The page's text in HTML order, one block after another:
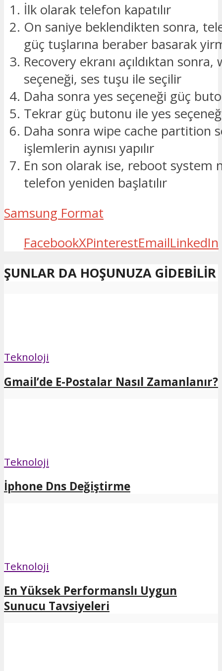
İlk olarak telefon kapatılır
On saniye beklendikten sonra,
güç tuşlarına beraber basarak
Recovery ekranı açıldıktan
seçeneği, ses tuşu ile seçilir
Daha sonra yes seçeneği güç
Tekrar güç butonu ile yes
Daha sonra wipe cache partition
işlemlerin aynısı yapılır
En son olarak ise, reboot system
telefon yeniden başlatılır
Samsung Format
FacebookXPinterestEmailLinkedIn
ŞUNLAR DA HOŞUNUZA GIDEBILIR
Teknoloji
Gmail’de E-Postalar Nasıl Zamanlanır?
Teknoloji
İphone Dns Değiştirme
Teknoloji
En Yüksek Performanslı Uygun
Sunucu Tavsiyeleri